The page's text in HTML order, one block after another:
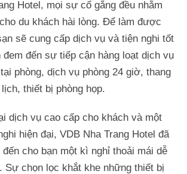
Hotel, mọi sự cố gắng đều nhằm
du khách hài lòng. Để làm được
sẽ cung cấp dịch vụ và tiện nghi tốt
đem đến sự tiếp cận hàng loạt dịch vụ
phòng, dịch vụ phòng 24 giờ, thang
thiết bị phòng họp.
dịch vụ cao cấp cho khách và một
hiện đại, VDB Nha Trang Hotel đã
cho bạn một kì nghỉ thoải mái dễ
Sự chọn lọc khắt khe những thiết bị